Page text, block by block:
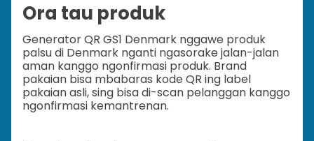
Ora tau produk
Generator QR GS1 Denmark nggawe produk
palsu di Denmark nganti ngasorake jalan-jalan
aman kanggo ngonfirmasi produk. Brand
pakaian bisa mbabaras kode QR ing label
pakaian asli, sing bisa di-scan pelanggan kanggo
ngonfirmasi kemantrenan.